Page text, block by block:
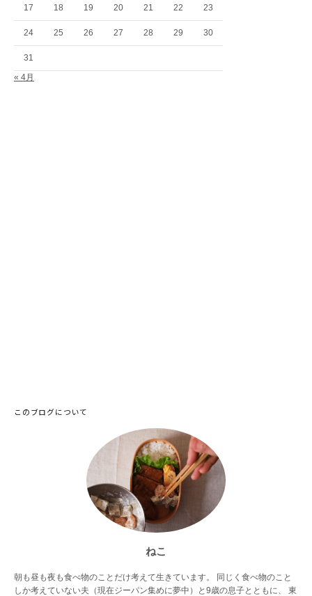
17 18 19 20 21 22 23
24 25 26 27 28 29 30
31
« 4月
このブログについて
ねこ
朝も昼も夜も食べ物のことだけ考えて生きています。 同じく食べ物のこと
しか考えていない夫（現在ジーパン集めに夢中）と9歳の息子とともに、 東